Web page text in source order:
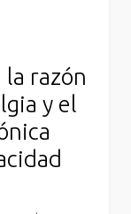
razón
y el